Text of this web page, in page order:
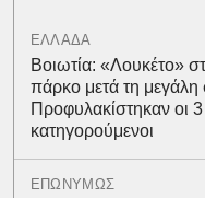
ΕΛΛΑΔΑ
Βοιωτία: «Λουκέτο»
πάρκο μετά τη μεγάλη
Προφυλακίστηκαν οι 3
κατηγορούμενοι
ΕΠΩΝΥΜΩΣ